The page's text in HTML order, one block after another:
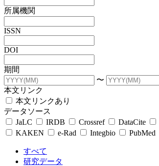
所属機関
ISSN
DOI
期間
〜
本文リンク
本文リンクあり
データソース
JaLC
IRDB Crossref DataCite
KAKEN
e-Rad Integbio PubMed
すべて
研究データ